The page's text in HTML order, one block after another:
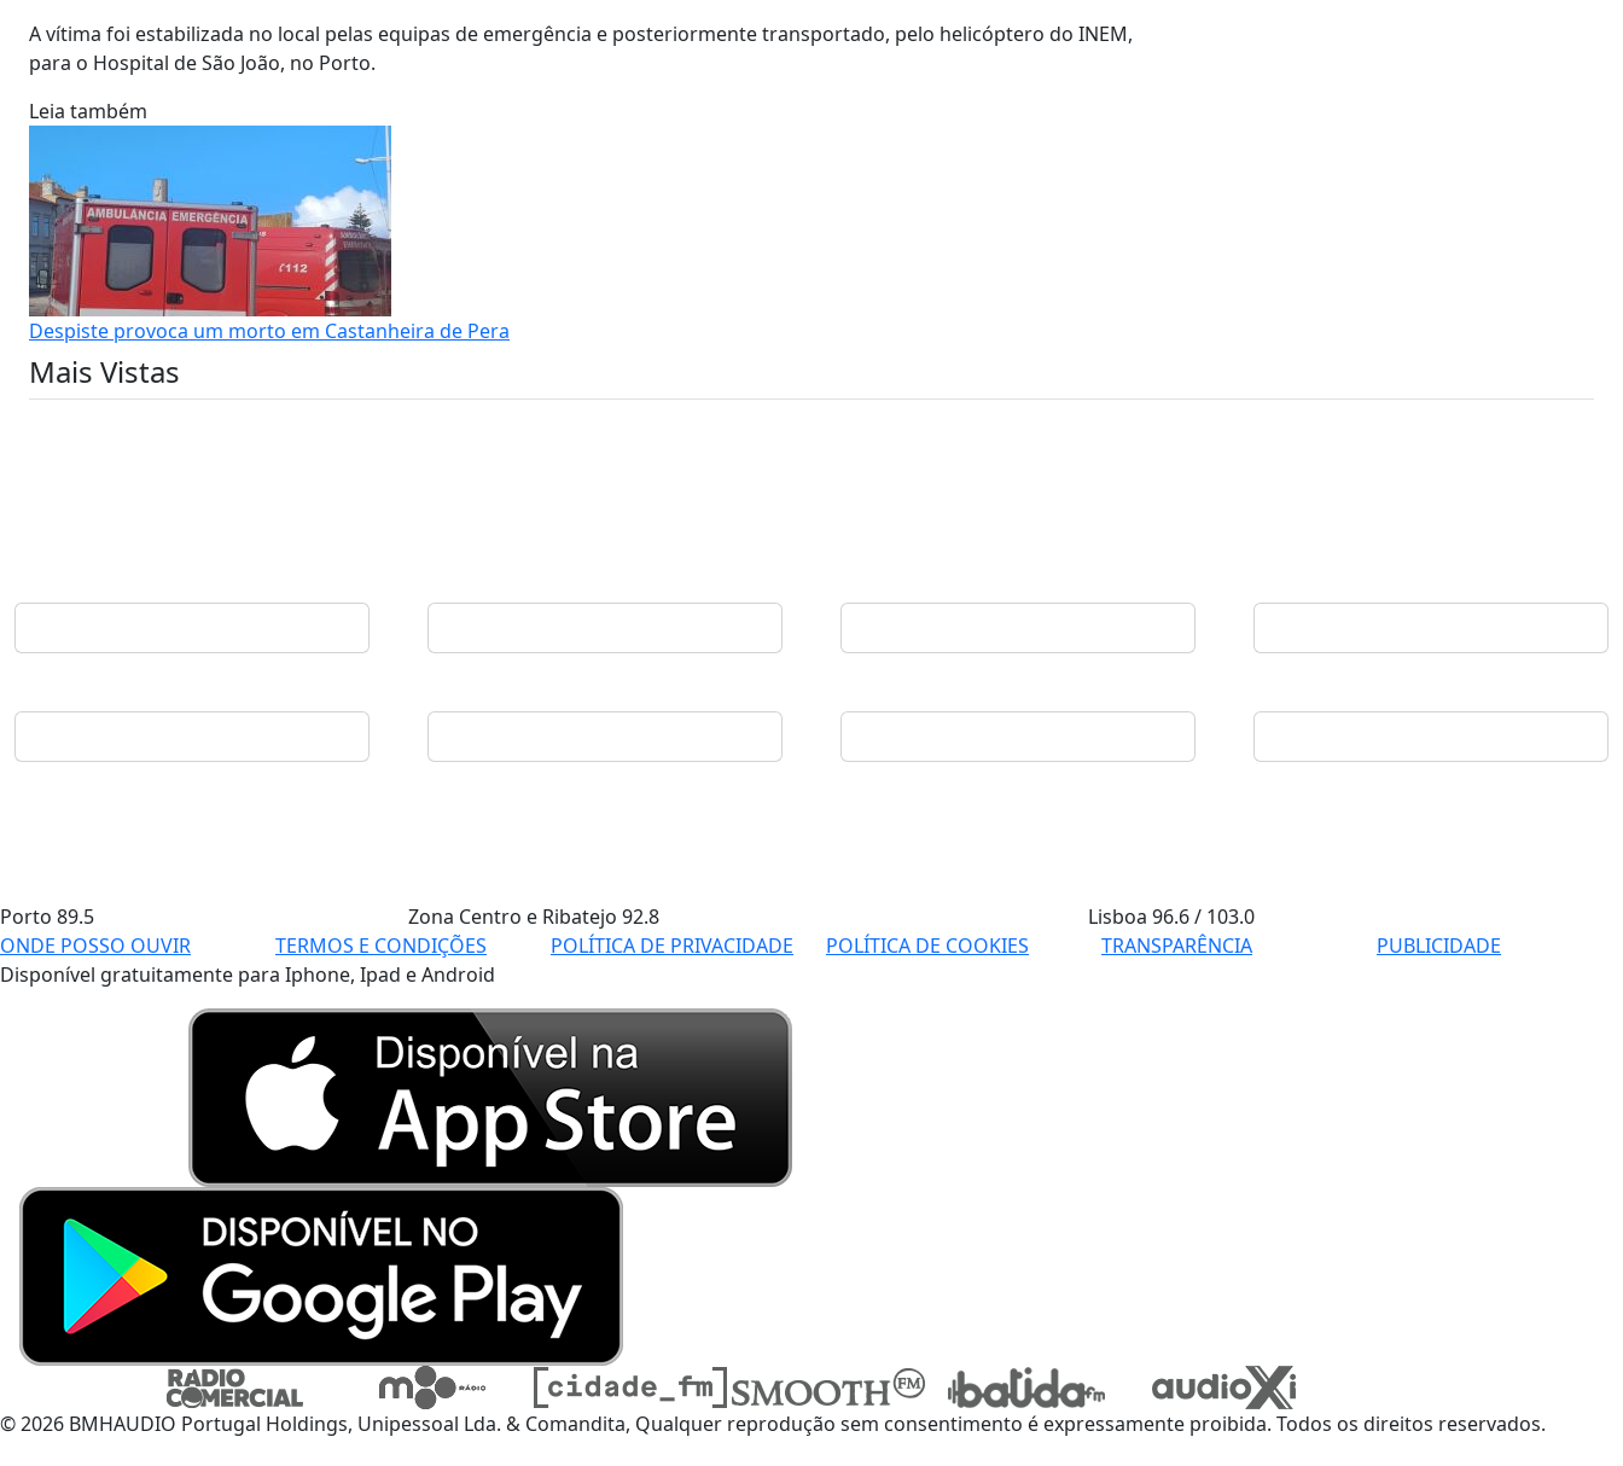
A vítima foi estabilizada no local pelas equipas de emergência e posteriormente transportado, pelo helicóptero do INEM,
para o Hospital de São João, no Porto.
Leia também
Despiste provoca um morto em Castanheira de Pera
Mais Vistas
Porto 89.5 Zona Centro e Ribatejo 92.8 Lisboa96.6 / 103.0
ONDE POSSO OUVIR
TERMOS E CONDIÇÕES POLÍTICA DE PRIVACIDADE POLÍTICA DE COOKIES TRANSPARÊNCIA
PUBLICIDADE
Disponível gratuitamente para Iphone, Ipad e Android
© 2026 BMHAUDIO Portugal Holdings, Unipessoal Lda. & Comandita, Qualquer reprodução sem consentimento é expressamente proibida. Todos os direitos reservados.